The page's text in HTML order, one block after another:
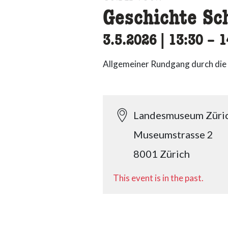
Geschichte
3.5.2026 13:30 –
Allgemeiner Rundgang durch
Landesmuseum
Museumstrasse 2
8001 Zürich
This event is in the past.